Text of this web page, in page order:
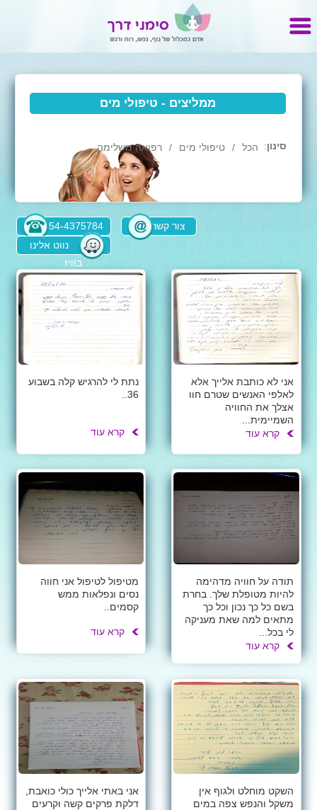
ממליצים - טיפולי מים
סינון: הכל טיפולי מים רפואה משלימה
054-4375784
צור קשר
נווט אלינו
בוויז
אני לא כותבת אלייך אלא
לאלפי האנשים שטרם חוו
אצלך את החוויה
השמיימית...
קרא עוד
נתת לי להרגיש קלה בשבוע
36..
קרא עוד
תודה על חוויה מדהימה
להיות מטופלת שלך. בחרת
בשם כל כך נכון וכל כך
מתאים למה שאת מעניקה
לי בכל...
קרא עוד
מטיפול לטיפול אני חווה
נסים ונפלאות ממש
קסמים..
קרא עוד
השקט מוחלט ולגוף אין
משקל והנפש צפה במים
אני באתי אלייך כולי כואבת,
דלקת פרקים קשה וקרעים